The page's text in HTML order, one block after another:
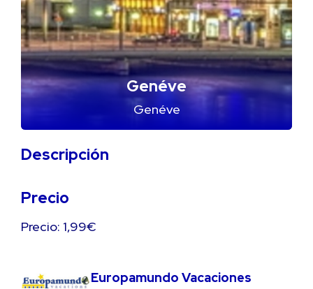
Genéve
Genéve
Descripción
Precio
Precio: 1,99€
Europamundo Vacaciones